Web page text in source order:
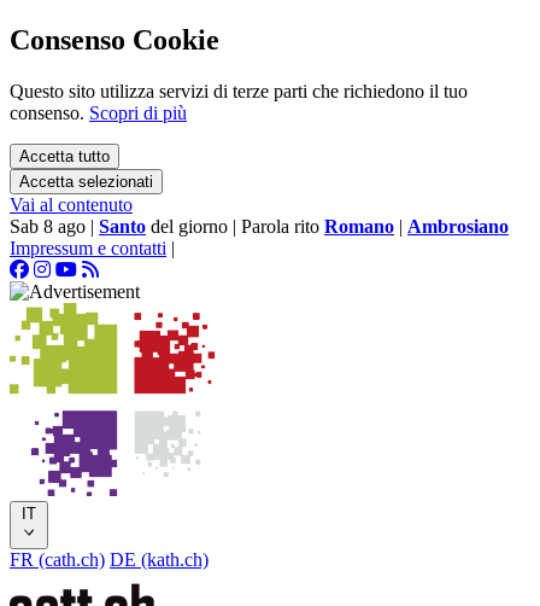
Consenso Cookie
Questo sito utilizza servizi di terze parti che richiedono il tuo
consenso. Scopri di più
Accetta tutto
Accetta selezionati
Vai al contenuto
Sab 8 ago | Santo del giorno | Parola rito Romano | Ambrosiano
Impressum e contatti |
IT
FR (cath.ch) DE (kath.ch)